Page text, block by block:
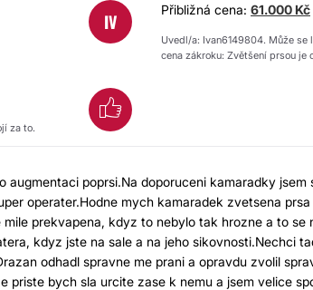
IV Přibližná cena: 61.000 Kč
Uvedl/a: Ivan6149804. Může
cena zákroku: Zvětšení prsou je
za to.
augmentaci poprsi.Na doporuceni kamaradky jsem
operater.Hodne mych kamaradek zvetsena
prekvapena, kdyz to nebylo tak hrozne a to se
kdyz jste na sale a na jeho sikovnosti.Nechci
odhadl spravne me prani a opravdu zvolil
priste bych sla urcite zase k nemu a jsem velice